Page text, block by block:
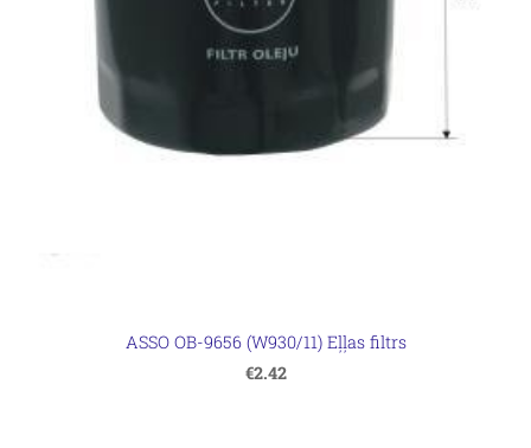
ASSO OB-9656 (W930/11) Eļļas filtrs
€2.42